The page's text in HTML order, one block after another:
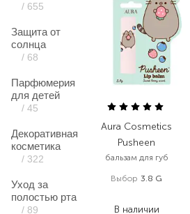
/ 655
Защита от
солнца
/ 68
Парфюмерия
для детей
/ 45
Декоративная
косметика
/ 322
Уход за
полостью рта
/ 89
Aura Cosmetics
Pusheen
бальзам для губ
Выбор 3.8 G
В наличии